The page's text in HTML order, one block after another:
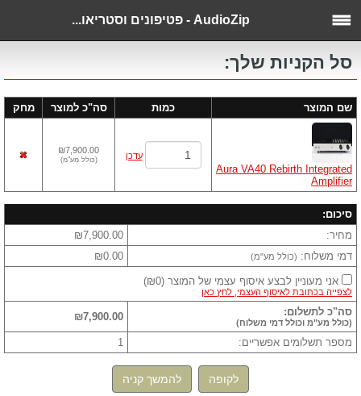
AudioZip - פטיפונים וסטריאו...
סל הקניות שלך:
שם המוצר כמות סה"כ למוצר מחק
Aura VA40 Rebirth Integrated
Amplifier
עדכן
₪7,900.00
(כולל מע"מ)
סיכום:
מחיר:
₪7,900.00
דמי משלוח: (כולל מע"מ) ₪0.00
אני מעוניין לבצע איסוף עצמי של המוצר (
₪0
)
לצפייה בכתובת לאיסוף העצמי, לחץ כאן
סה"כ לתשלום:
(כולל מע"מ וכולל דמי משלוח) ₪7,900.00
מספר תשלומים אפשריים: 1
לקופה להמשך קניה